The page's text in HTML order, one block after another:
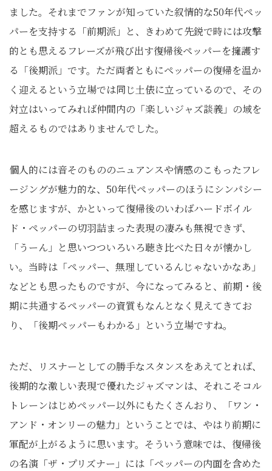
ました。それまでファンが知っていた叙情的な50年代ペッ
パーを支持する「前期派」と、きわめて先鋭で時には攻撃
的とも思えるフレーズが飛び出す復帰後ペッパーを擁護す
る「後期派」です。ただ両者ともにペッパーの復帰を温か
く迎えるという立場では同じ土俵に立っているので、その
対立はいってみれば仲間内の「楽しいジャズ談義」の域を
超えるものではありませんでした。
個人的には音そのもののニュアンスや情感のこもったフレ
ージングが魅力的な、50年代ペッパーのほうにシンパシー
を感じますが、かといって復帰後のいわばハードボイル
ド・ペッパーの切羽詰まった表現の凄みも無視できず、
「うーん」と思いつついろいろ聴き比べた日々が懐かし
い。当時は「ペッパー、無理しているんじゃないかなあ」
などとも思ったものですが、今になってみると、前期・後
期に共通するペッパーの資質もなんとなく見えてきてお
り、「後期ペッパーもわかる」という立場ですね。
ただ、リスナーとしての勝手なスタンスをあえてとれば、
後期的な激しい表現で優れたジャズマンは、それこそコル
トレーンはじめペッパー以外にもたくさんおり、「ワン・
アンド・オンリーの魅力」ということでは、やはり前期に
軍配が上がるように思います。そういう意味では、復帰後
の名演「ザ・プリズナー」には「ペッパーの内面を含めた